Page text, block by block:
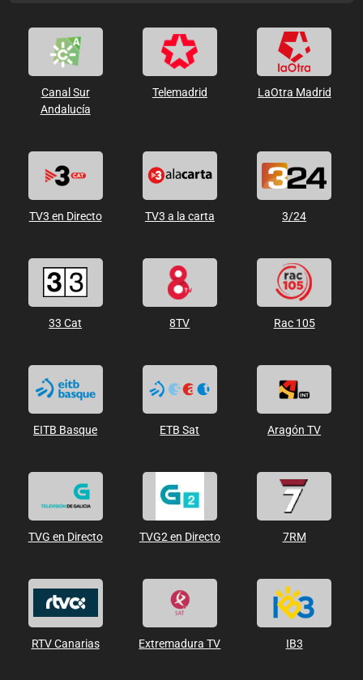
Canal Sur
Andalucía
Telemadrid LaOtra Madrid
TV3 en Directo TV3 a la carta 3/24
33 Cat 8TV Rac 105
EITB Basque ETB Sat Aragón TV
TVG en Directo TVG2 en Directo 7RM
RTV Canarias Extremadura TV IB3